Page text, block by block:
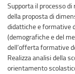
Supporta il processo
della proposta di
didattiche e formative
(demografiche e del
dell’offerta formative
Realizza analisi della
orientamento